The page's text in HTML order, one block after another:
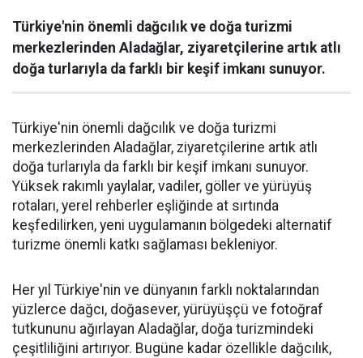
Türkiye'nin önemli dağcılık ve doğa turizmi
merkezlerinden Aladağlar, ziyaretçilerine artık atlı
doğa turlarıyla da farklı bir keşif imkanı sunuyor.
Türkiye'nin önemli dağcılık ve doğa turizmi
merkezlerinden Aladağlar, ziyaretçilerine artık atlı
doğa turlarıyla da farklı bir keşif imkanı sunuyor.
Yüksek rakımlı yaylalar, vadiler, göller ve yürüyüş
rotaları, yerel rehberler eşliğinde at sırtında
keşfedilirken, yeni uygulamanın bölgedeki alternatif
turizme önemli katkı sağlaması bekleniyor.
Her yıl Türkiye'nin ve dünyanın farklı noktalarından
yüzlerce dağcı, doğasever, yürüyüşçü ve fotoğraf
tutkununu ağırlayan Aladağlar, doğa turizmindeki
çeşitliliğini artırıyor. Bugüne kadar özellikle dağcılık,